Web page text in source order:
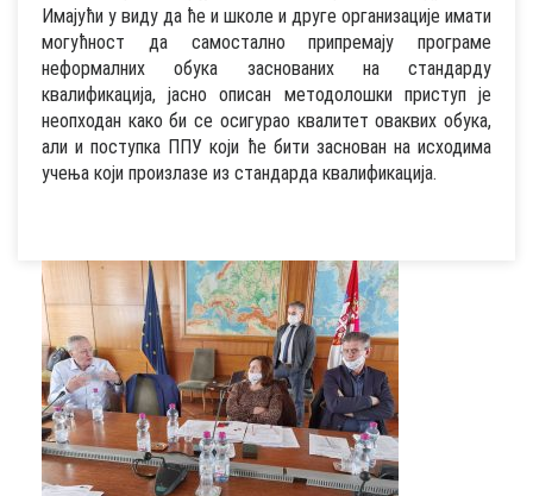
Имајући у виду да ће и школе и друге организације имати
могућност да самостално припремају програме
неформалних обука заснованих на стандарду
квалификација, јасно описан методолошки приступ је
неопходан како би се осигурао квалитет оваквих обука,
али и поступка ППУ који ће бити заснован на исходима
учења који произлазе из стандарда квалификација.